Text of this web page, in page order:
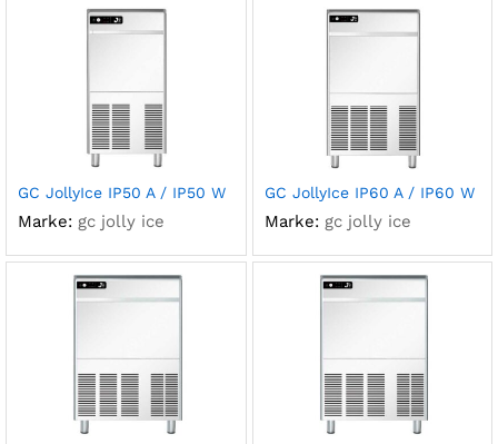
GC JollyIce IP50 A / IP50 W
Marke: gc jolly ice
GC JollyIce IP60 A / IP60 W
Marke: gc jolly ice